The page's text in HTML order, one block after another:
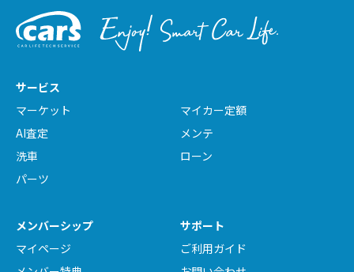
サービス
マーケット
マイカー定額
AI査定
メンテ
洗車
ローン
パーツ
メンバーシップ
マイページ
サポート
ご利用ガイド